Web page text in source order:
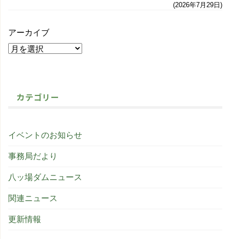
2026年7月29日
アーカイブ
カテゴリー
イベントのお知らせ
事務局だより
八ッ場ダムニュース
関連ニュース
更新情報